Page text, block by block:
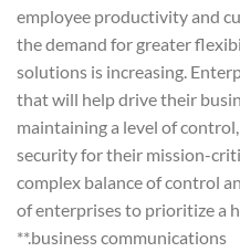
employee productivity and
the demand for greater
solutions is increasing.
that will help drive their
maintaining a level of
security for their mission-
complex balance of control
of enterprises to prioritize a
business communications.**